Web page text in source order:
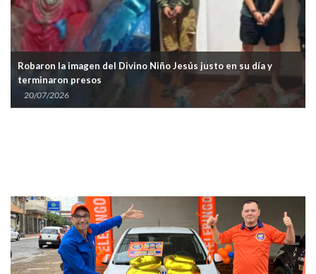
Robaron la imagen del Divino Niño Jesús justo en su día y
terminaron presos
20/07/2026